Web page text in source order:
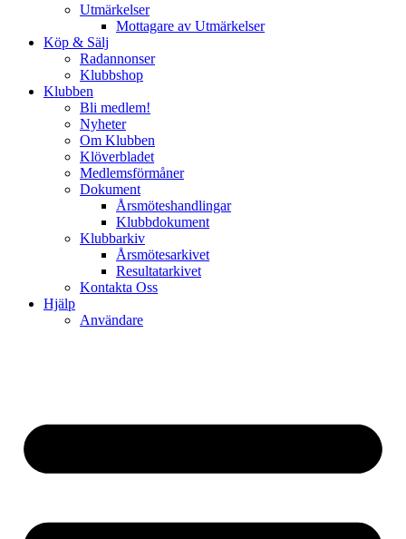
Utmärkelser
Mottagare av Utmärkelser
Köp & Sälj
Radannonser
Klubbshop
Klubben
Bli medlem!
Nyheter
Om Klubben
Klöverbladet
Medlemsförmåner
Dokument
Årsmöteshandlingar
Klubbdokument
Klubbarkiv
Årsmötesarkivet
Resultatarkivet
Kontakta Oss
Hjälp
Användare